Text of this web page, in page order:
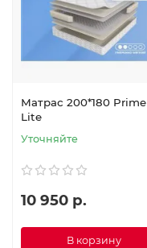
Матрас 200*180 Prime
Lite
Уточняйте
10 950 р.
В корзину